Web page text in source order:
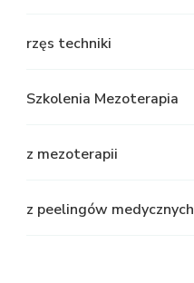
rzęs techniki
Szkolenia Mezoterapia
z mezoterapii
z peelingów medycznych